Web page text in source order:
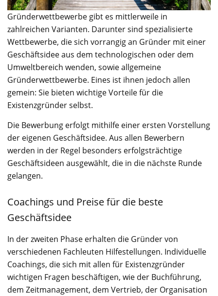
Gründerwettbewerbe gibt es mittlerweile in
zahlreichen Varianten. Darunter sind spezialisierte
Wettbewerbe, die sich vorrangig an Gründer mit einer
Geschäftsidee aus dem technologischen oder dem
Umweltbereich wenden, sowie allgemeine
Gründerwettbewerbe. Eines ist ihnen jedoch allen
gemein: Sie bieten wichtige Vorteile für die
Existenzgründer selbst.
Die Bewerbung erfolgt mithilfe einer ersten Vorstellung
der eigenen Geschäftsidee. Aus allen Bewerbern
werden in der Regel besonders erfolgsträchtige
Geschäftsideen ausgewählt, die in die nächste Runde
gelangen.
Coachings und Preise für die beste
Geschäftsidee
In der zweiten Phase erhalten die Gründer von
verschiedenen Fachleuten Hilfestellungen. Individuelle
Coachings, die sich mit allen für Existenzgründer
wichtigen Fragen beschäftigen, wie der Buchführung,
dem Zeitmanagement, dem Vertrieb, der Organisation